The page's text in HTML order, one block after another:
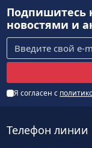
Подпишитесь
новостями и
Я согласен с
Телефон линии